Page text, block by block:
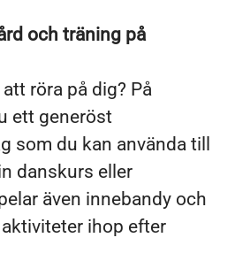
och träning på
röra på dig? På
ett generöst
som du kan använda till
danskurs eller
även innebandy och
ihop efter